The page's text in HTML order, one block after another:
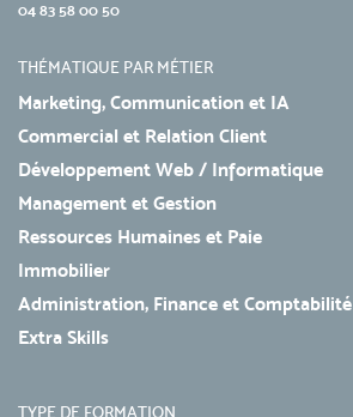
04 83 58 00 50
THÉMATIQUE PAR MÉTIER
Marketing, Communication et IA
Commercial et Relation Client
Développement Web / Informatique
Management et Gestion
Ressources Humaines et Paie
Immobilier
Administration, Finance et Comptabilité
Extra Skills
TYPE DE FORMATION